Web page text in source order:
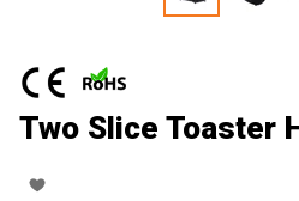
Two Slice Toaster